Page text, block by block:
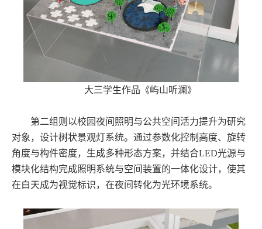
大三学生作品《屿山听澜》
第二组则以校园夜间照明与公共空间活力提升为研究
对象，设计树状景观灯系统。通过参数化控制高度、旋转
角度与构件密度，生成多种形态方案，并结合LED光源与
模块化结构完成照明系统与空间装置的一体化设计，使其
在白天成为视觉标识，在夜间转化为光环境系统。